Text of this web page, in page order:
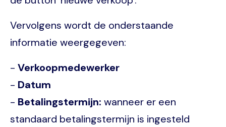
Vervolgens wordt de onderstaande
informatie weergegeven:
- Verkoopmedewerker
- Datum
- Betalingstermijn: wanneer er een
standaard betalingstermijn is ingesteld